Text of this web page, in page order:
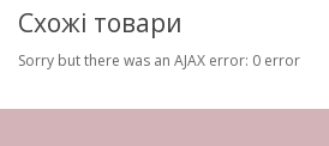
Схожі товари
Sorry but there was an AJAX error: 0 error